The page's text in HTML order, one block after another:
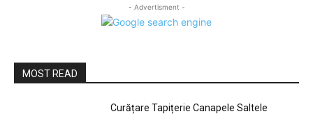
- Advertisment -
MOST READ
Curățare Tapițerie Canapele Saltele